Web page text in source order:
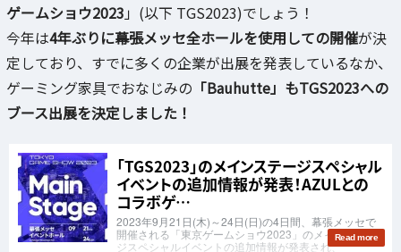
ゲームショウ2023 」(以下 TGS2023)でしょう！
今年は4年ぶりに幕張メッセ全ホールを使用しての開催が決
定しており、すでに多くの企業が出展を発表しているなか、
ゲーミング家具でおなじみの 「Bauhutte」もTGS2023への
ブース出展を決定しました！